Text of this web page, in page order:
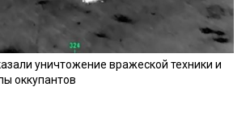
уничтожение вражеской техники и
оккупантов